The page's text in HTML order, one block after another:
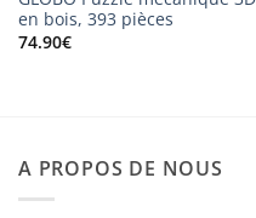
en bois, 393 pièces
74.90€
A PROPOS DE NOUS